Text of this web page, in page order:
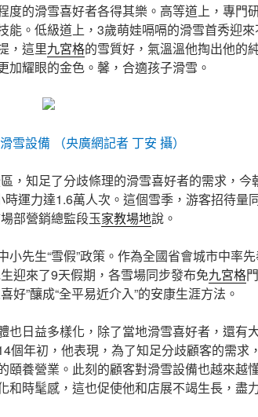
度的滑雪喜好者各得其樂。高等道上，專門
能。低級道上，3歲萌娃嗝嗝的滑雪首秀迎
，這里九宮格的雪質好，氣溫溫他掏出他的
耀眼的金色。馨，合適孩子滑雪。
雪設備 （央廣網記者 丁安 攝）
，知足了分歧條理的滑雪喜好者的需求，今
運力達1.6萬人次。這個雪季，游客招待量
部營銷總監段玉家教場地說。
先生“雪假”政策。作為全國省會城市中率先
迎來了9天假期，各雪場同步發布免九宮格
好”釀成“全平易近介入”的安康生涯方法。
也日益多樣化，除了當地滑雪喜好者，還有
個年初，他表現，為了知足分歧顧客的需求
頤養營業。此刻的顧客對滑雪設備也越來越
和時髦感，這也促使他和店展不竭生長，盡